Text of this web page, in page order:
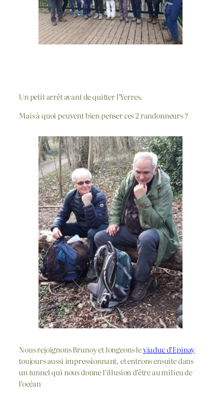
Un petit arrêt avant de quitter l’Yerres.
Mais à quoi peuvent bien penser ces 2 randonneurs ?
Nous rejoignons Brunoy et longeons leviaduc d’Epinay
toujours aussi impressionnant, et entrons ensuite dans
un tunnel qui nous donne l’illusion d’être au milieu de
l’océan